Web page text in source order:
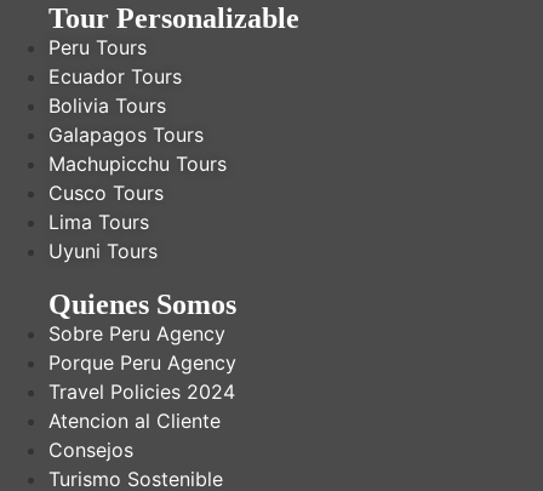
Tour Personalizable
Peru Tours
Ecuador Tours
Bolivia Tours
Galapagos Tours
Machupicchu Tours
Cusco Tours
Lima Tours
Uyuni Tours
Quienes Somos
Sobre Peru Agency
Porque Peru Agency
Travel Policies 2024
Atencion al Cliente
Consejos
Turismo Sostenible